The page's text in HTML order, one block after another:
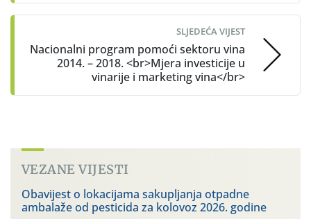
SLJEDEĆA VIJEST
Nacionalni program pomoći sektoru vina
2014. – 2018. <br>Mjera investicije u
vinarije i marketing vina</br>
VEZANE VIJESTI
Obavijest o lokacijama sakupljanja otpadne
ambalaže od pesticida za kolovoz 2026. godine